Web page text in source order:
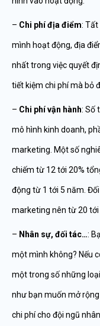
– Chi phí địa điểm: Tất
mình hoạt động, địa
nhất trong việc quyết
tiết kiệm chi phí mà bỏ
– Chi phí vận hành: Số
mô hình kinh doanh,
marketing. Một số
chiếm từ 12 tới 20%
động từ 1 tới 5 năm.
marketing nên từ 20 tới
– Nhân sự, đối tác…:
một mình không? Nếu
một trong số những
như bạn muốn mở
chi phí cho đội ngũ